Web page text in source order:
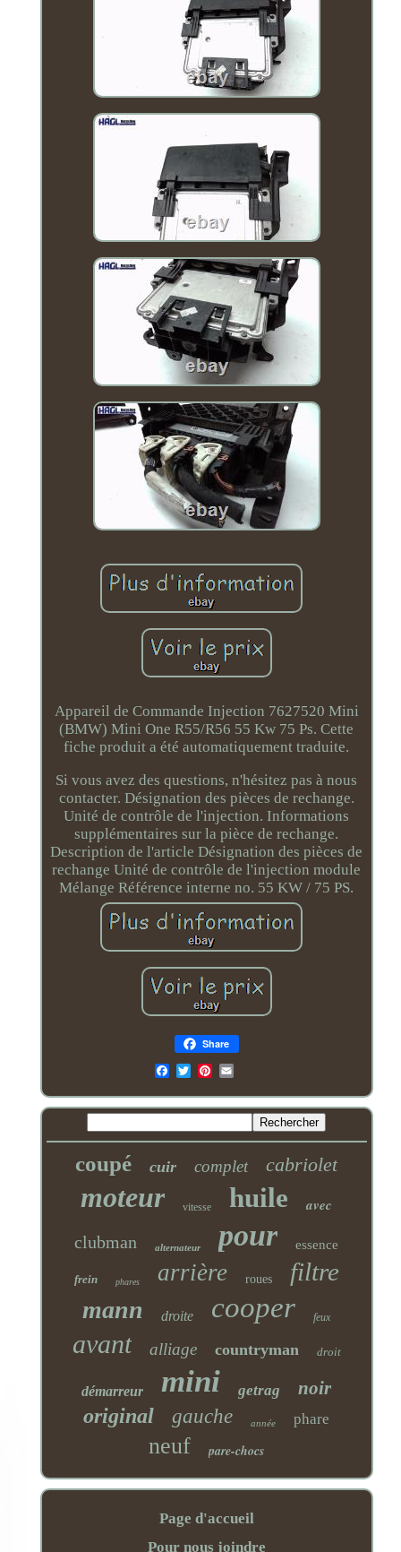
Appareil de Commande Injection 7627520 Mini
(BMW) Mini One R55/R56 55 Kw 75 Ps. Cette
fiche produit a été automatiquement traduite.
Si vous avez des questions, n'hésitez pas à nous
contacter. Désignation des pièces de rechange.
Unité de contrôle de l'injection. Informations
supplémentaires sur la pièce de rechange.
Description de l'article Désignation des pièces de
rechange Unité de contrôle de l'injection module
Mélange Référence interne no. 55 KW / 75 PS.
Share
Email
coupé cuir complet cabriolet
moteur vitesse huile avec
clubman alternateur pour essence
frein phares arrière roues filtre
mann droite cooper feux
avant alliage countryman droit
démarreur mini getrag noir
original gauche année phare
neuf pare-chocs
Page d'accueil
Pour nous joindre